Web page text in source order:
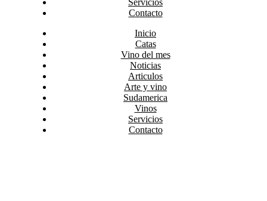
Servicios
Contacto
Inicio
Catas
Vino del mes
Noticias
Articulos
Arte y vino
Sudamerica
Vinos
Servicios
Contacto